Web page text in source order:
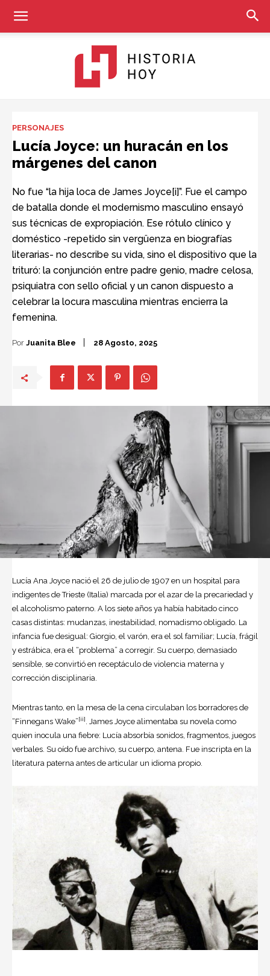
Hoy
PERSONAJES
Lucía Joyce: un huracán en los
márgenes del canon
No fue “la hija loca de James Joyce[i]”. Fue el campo
de batalla donde el modernismo masculino ensayó
sus técnicas de expropiación. Ese rótulo clínico y
doméstico -repetido sin vergüenza en biografías
literarias- no describe su vida, sino el dispositivo que la
trituró: la conjunción entre padre genio, madre celosa,
psiquiatra con sello oficial y un canon dispuesto a
celebrar la locura masculina mientras encierra la
femenina.
Por Juanita Blee 28 Agosto, 2025
Lucía Ana Joyce nació el 26 de julio de 1907 en un hospital para
indigentes de Trieste (Italia) marcada por el azar de la precariedad y
el alcoholismo paterno. A los siete años ya había habitado cinco
casas distintas: mudanzas, inestabilidad, nomadismo obligado. La
infancia fue desigual: Giorgio, el varón, era el sol familiar; Lucía, frágil
y estrábica, era el “problema” a corregir. Su cuerpo, demasiado
sensible, se convirtió en receptáculo de violencia materna y
corrección disciplinaria.
Mientras tanto, en la mesa de la cena circulaban los borradores de
“Finnegans Wake”[ii]
. James Joyce alimentaba su novela como
quien inocula una fiebre: Lucía absorbía sonidos, fragmentos, juegos
verbales. Su oído fue archivo, su cuerpo, antena. Fue inscripta en la
literatura paterna antes de articular un idioma propio.